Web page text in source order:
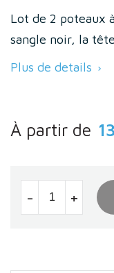
Lot de 2 poteaux
sangle noir, la
Plus de details

À partir de
- +